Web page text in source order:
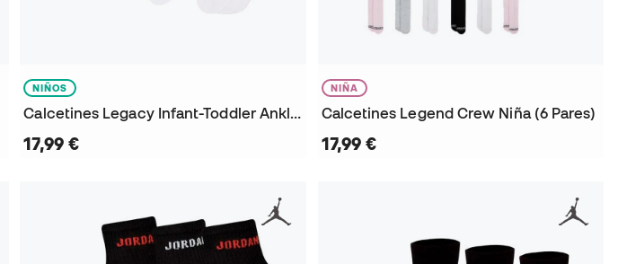
NIÑOS
Calcetines Legacy Infant-Toddler Ankle (6 Pares)
17,99 €
NIÑA
Calcetines Legend Crew Niña (6 Pares)
17,99 €